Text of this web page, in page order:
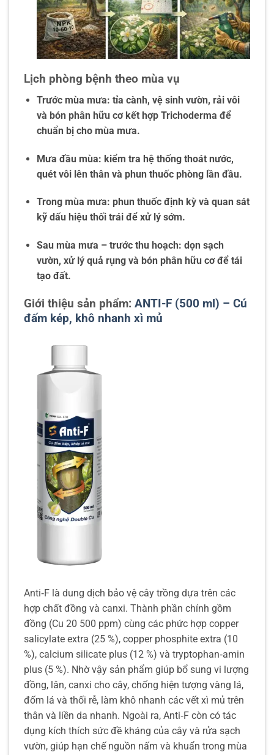
Lịch phòng bệnh theo mùa vụ
Trước mùa mưa: tỉa cành, vệ sinh vườn, rải vôi
và bón phân hữu cơ kết hợp Trichoderma để
chuẩn bị cho mùa mưa.
Mưa đầu mùa: kiểm tra hệ thống thoát nước,
quét vôi lên thân và phun thuốc phòng lần đầu.
Trong mùa mưa: phun thuốc định kỳ và quan sát
kỹ dấu hiệu thối trái để xử lý sớm.
Sau mùa mưa – trước thu hoạch: dọn sạch
vườn, xử lý quả rụng và bón phân hữu cơ để tái
tạo đất.
Giới thiệu sản phẩm: ANTI-F (500 ml) – Cú
đấm kép, khô nhanh xì mủ
Anti‑F là dung dịch bảo vệ cây trồng dựa trên các
hợp chất đồng và canxi. Thành phần chính gồm
đồng (Cu 20 500 ppm) cùng các phức hợp copper
salicylate extra (25 %), copper phosphite extra (10
%), calcium silicate plus (12 %) và tryptophan‑amin
plus (5 %). Nhờ vậy sản phẩm giúp bổ sung vi lượng
đồng, lân, canxi cho cây, chống hiện tượng vàng lá,
đốm lá và thối rễ, làm khô nhanh các vết xì mủ trên
thân và liền da nhanh. Ngoài ra, Anti‑F còn có tác
dụng kích thích sức đề kháng của cây và rửa sạch
vườn, giúp hạn chế nguồn nấm và khuẩn trong mùa